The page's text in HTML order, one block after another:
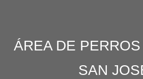
ÁREA DE
SAN